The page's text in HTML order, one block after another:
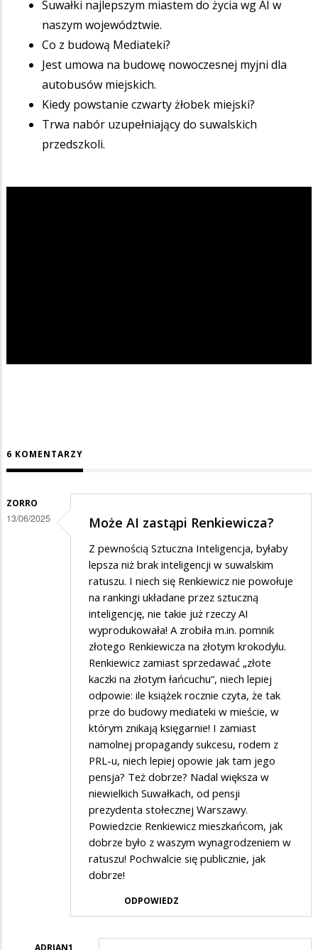
Suwałki najlepszym miastem do życia wg AI w
naszym województwie.
Co z budową Mediateki?
Jest umowa na budowę nowoczesnej myjni dla
autobusów miejskich.
Kiedy powstanie czwarty żłobek miejski?
Trwa nabór uzupełniający do suwalskich
przedszkoli.
6 KOMENTARZY
ZORRO
13/06/2025 Może AI zastąpi Renkiewicza?
Z pewnością Sztuczna Inteligencja, byłaby
lepsza niż brak inteligencji w suwalskim
ratuszu. I niech się Renkiewicz nie powołuje
na rankingi układane przez sztuczną
inteligencję, nie takie już rzeczy AI
wyprodukowała! A zrobiła m.in. pomnik
złotego Renkiewicza na złotym krokodylu.
Renkiewicz zamiast sprzedawać „złote
kaczki na złotym łańcuchu“, niech lepiej
odpowie: ile książek rocznie czyta, że tak
prze do budowy mediateki w mieście, w
którym znikają księgarnie! I zamiast
namolnej propagandy sukcesu, rodem z
PRL-u, niech lepiej opowie jak tam jego
pensja? Też dobrze? Nadal większa w
niewielkich Suwałkach, od pensji
prezydenta stołecznej Warszawy.
Powiedzcie Renkiewicz mieszkańcom, jak
dobrze było z waszym wynagrodzeniem w
ratuszu! Pochwalcie się publicznie, jak
dobrze!
ODPOWIEDZ
ADRIAN1